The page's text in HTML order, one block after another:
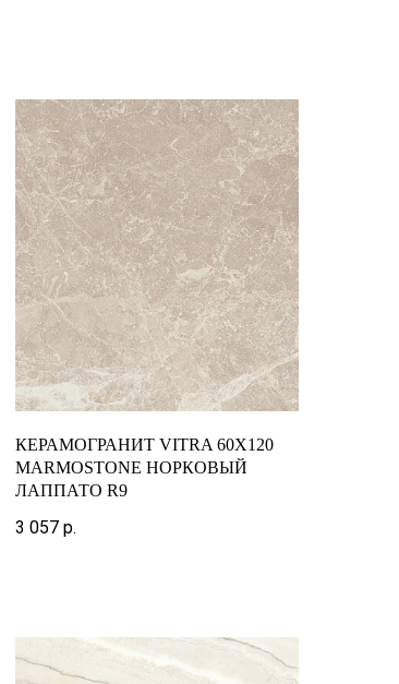
КЕРАМОГРАНИТ VITRA 60X120
MARMOSTONE НОРКОВЫЙ
ЛАППАТО R9
3 057 р.